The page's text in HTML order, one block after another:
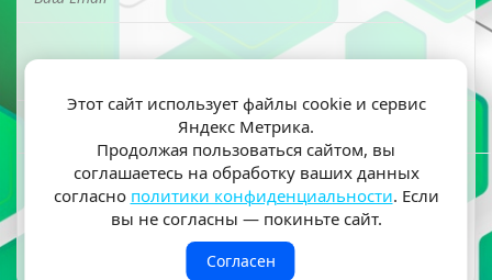
Я ознакомлен(а) и согласен(на) на обработку моих
персональных данных согласно политики
конфиденциальности
Этот сайт использует файлы cookie и сервис
Яндекс Метрика.
Продолжая пользоваться сайтом, вы
соглашаетесь на обработку ваших данных
согласно политики конфиденциальности. Если
вы не согласны — покиньте сайт.
Согласен